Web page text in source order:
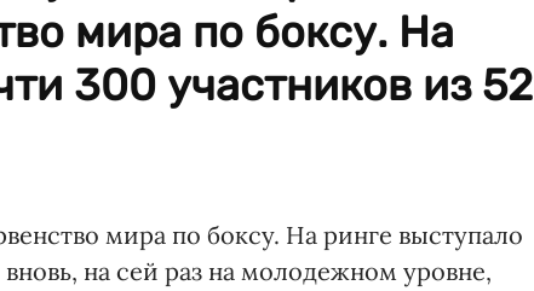
мира по боксу. На
300 участников из 52
мира по боксу. На ринге выступало
на сей раз на молодежном уровне,